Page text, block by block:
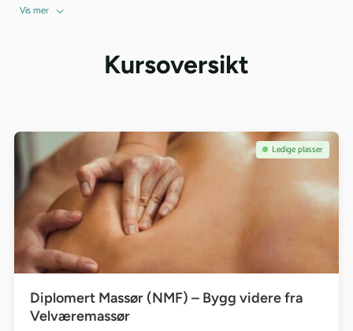
Vis mer
Kursoversikt
Se kurs: Diplomert Massør (NMF) – Bygg videre fraLedige plasser
Diplomert Massør (NMF) – Bygg videre fra
Velværemassør